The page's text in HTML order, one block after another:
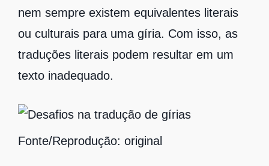
nem sempre existem equivalentes literais
ou culturais para uma gíria. Com isso, as
traduções literais podem resultar em um
texto inadequado.
Fonte/Reprodução: original